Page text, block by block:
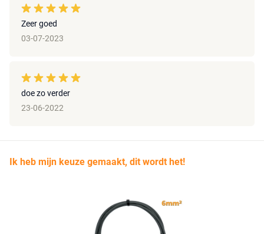
Zeer goed
03-07-2023
doe zo verder
23-06-2022
Ik heb mijn keuze gemaakt, dit wordt het!